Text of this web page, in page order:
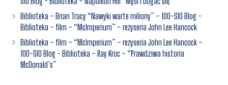
Biblioteka – Brian Tracy “Nawyki warte miliony” – 100-SIO Blog -
Biblioteka – film – “McImperium” – reżyseria John Lee Hancock
Biblioteka – film – “McImperium” – reżyseria John Lee Hancock –
100-SIO Blog - Biblioteka – Ray Kroc – “Prawdziwa historia
McDonald’s”